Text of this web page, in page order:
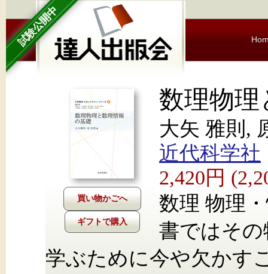
試験公開中
ギフトで購入
数理物理
大矢 雅則,
近代科学社
2,420円
数理 物理
書ではそ
学ぶために今や欠かす